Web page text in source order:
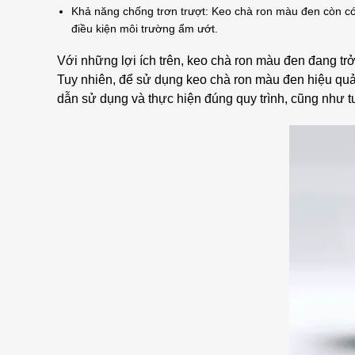
Khả năng chống trơn trượt: Keo chà ron màu đen còn
điều kiện môi trường ẩm ướt.
Với những lợi ích trên, keo chà ron màu đen đang
Tuy nhiên, để sử dụng keo chà ron màu đen hiệu
dẫn sử dụng và thực hiện đúng quy trình, cũng như